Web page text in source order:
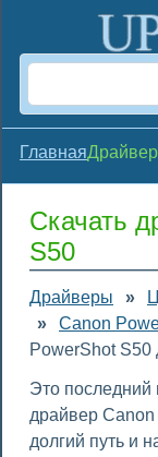
Главная
Скачать
S50
Драйверы »
»
Canon
PowerShot
Это последний
драйвер
долгий путь и